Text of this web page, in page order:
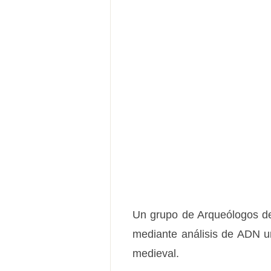
Un grupo de Arqueólogos
mediante análisis de ADN
medieval.